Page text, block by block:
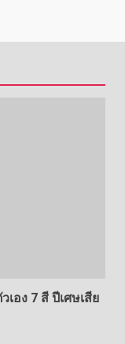
อง 7 สี ปีเศษเสีย